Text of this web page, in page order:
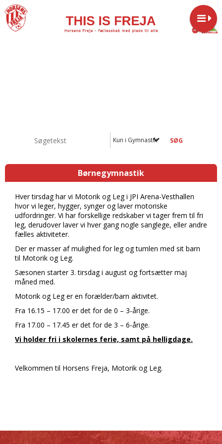
Kun i Gymnastik
Børnegymnastik
Hver tirsdag har vi Motorik og Leg i JPI Arena-Vesthallen
hvor vi leger, hygger, synger og laver motoriske
udfordringer. Vi har forskellige redskaber vi tager frem til fri
leg, derudover laver vi hver gang nogle sanglege, eller andre
fælles aktiviteter.
Der er masser af mulighed for leg og tumlen med sit barn
til Motorik og Leg.
Sæsonen starter 3. tirsdag i august og fortsætter maj
måned med.
Motorik og Leg er en forælder/barn aktivitet.
Fra 16.15 – 17.00 er det for de 0 – 3-årige.
Fra 17.00 – 17.45 er det for de 3 – 6-årige.
Vi holder fri i skolernes ferie, samt på helligdage.
Velkommen til Horsens Freja, Motorik og Leg.